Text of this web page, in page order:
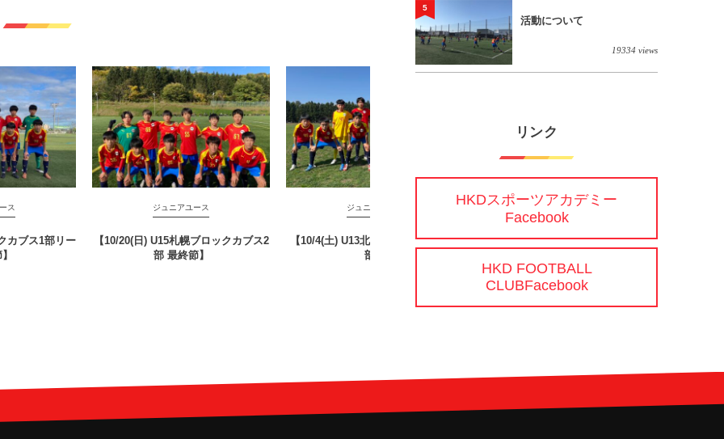
ス
カブス1部リー
ジュニアユース
【10/20(日) U15札幌ブロックカブス2
部 最終節】
ジュニアユース
【10/4(土) U13北海道カブスリーグ2
部】
ジュニアユース
【6/22(土) U15クラブユース選手権 5
活動について
19334 views
5
リンク
HKDスポーツアカデミー
Facebook
HKD FOOTBALL
CLUBFacebook